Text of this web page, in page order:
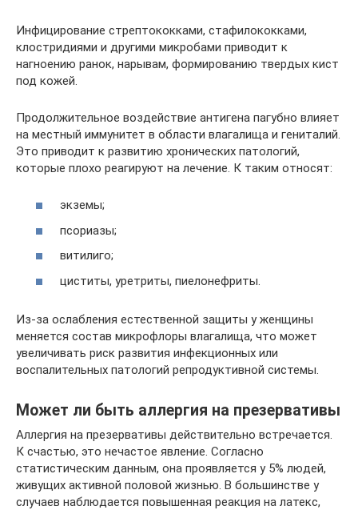
Инфицирование стрептококками, стафилококками,
клостридиями и другими микробами приводит к
нагноению ранок, нарывам, формированию твердых кист
под кожей.
Продолжительное воздействие антигена пагубно влияет
на местный иммунитет в области влагалища и гениталий.
Это приводит к развитию хронических патологий,
которые плохо реагируют на лечение. К таким относят:
экземы;
псориазы;
витилиго;
циститы, уретриты, пиелонефриты.
Из-за ослабления естественной защиты у женщины
меняется состав микрофлоры влагалища, что может
увеличивать риск развития инфекционных или
воспалительных патологий репродуктивной системы.
Может ли быть аллергия на презервативы
Аллергия на презервативы действительно встречается.
К счастью, это нечастое явление. Согласно
статистическим данным, она проявляется у 5% людей,
живущих активной половой жизнью. В большинстве у
случаев наблюдается повышенная реакция на латекс,